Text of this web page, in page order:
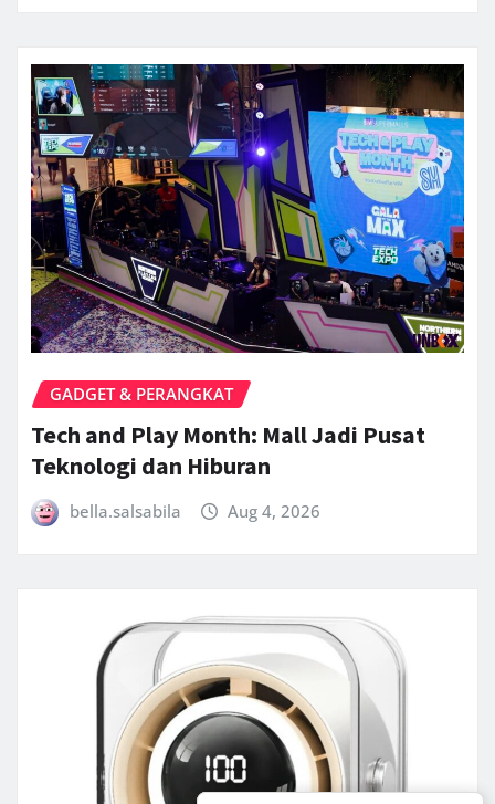
GADGET & PERANGKAT
Tech and Play Month: Mall Jadi Pusat
Teknologi dan Hiburan
bella.salsabila Aug 4, 2026